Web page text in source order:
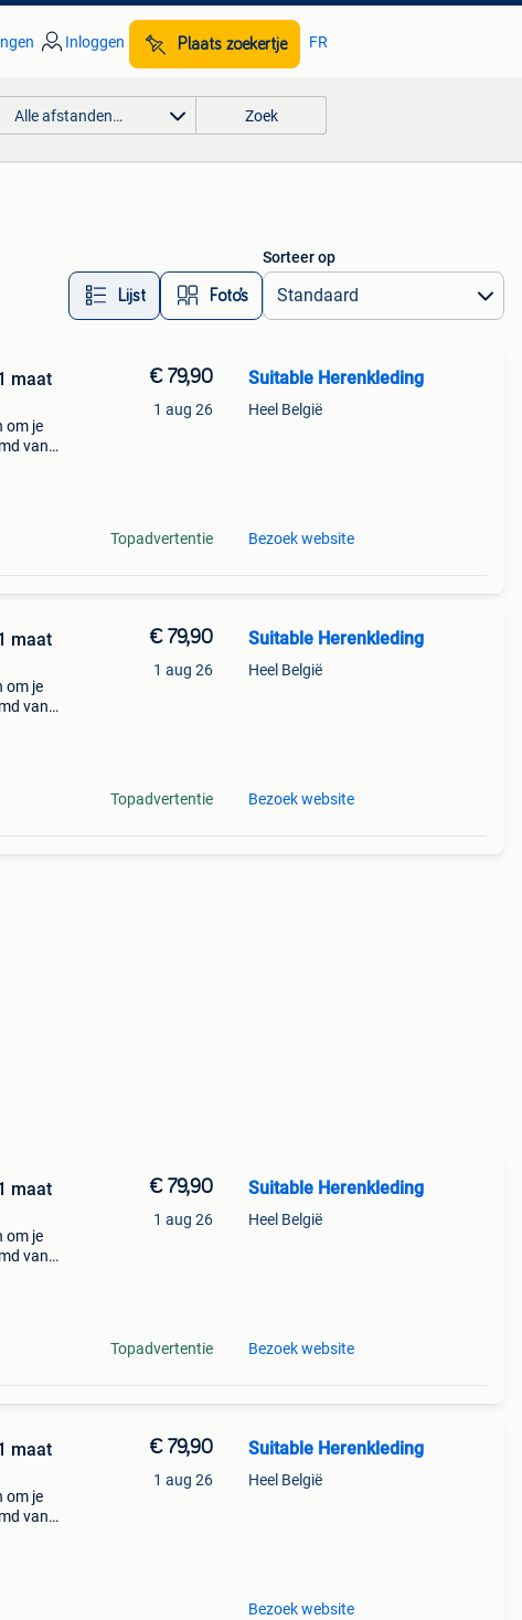
Inloggen Plaats zoekertje FR
Alle afstanden… Zoek
Lijst Foto’s
Sorteer op
maat
om je
van
€ 79,90
1 aug 26
Topadvertentie
Suitable Herenkleding
Heel België
Bezoek website
maat
om je
van
€ 79,90
1 aug 26
Topadvertentie
Suitable Herenkleding
Heel België
Bezoek website
maat
om je
van
€ 79,90
1 aug 26
Topadvertentie
Suitable Herenkleding
Heel België
Bezoek website
maat
om je
van
€ 79,90
1 aug 26
Suitable Herenkleding
Heel België
Bezoek website